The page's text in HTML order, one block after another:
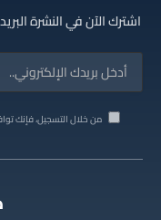
اشترك الآن في النشرة البريدية لجريدة
من خلال التسجيل، فإنك